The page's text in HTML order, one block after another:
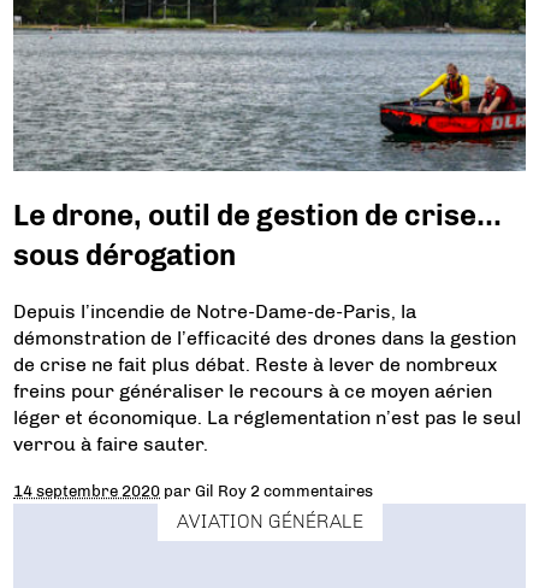
Le drone, outil de gestion de crise…
sous dérogation
Depuis l’incendie de Notre-Dame-de-Paris, la
démonstration de l’efficacité des drones dans la gestion
de crise ne fait plus débat. Reste à lever de nombreux
freins pour généraliser le recours à ce moyen aérien
léger et économique. La réglementation n’est pas le seul
verrou à faire sauter.
14 septembre 2020 parGil Roy 2 commentaires
AVIATION GÉNÉRALE